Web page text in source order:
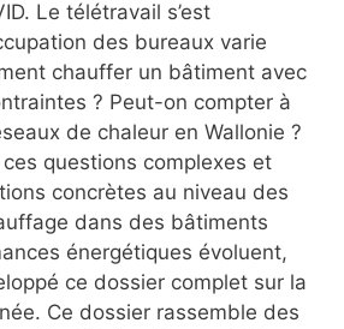
Le télétravail s’est
des bureaux varie
chauffer un bâtiment avec
? Peut-on compter à
de chaleur en Wallonie ?
questions complexes et
concrètes au niveau des
dans des bâtiments
énergétiques évoluent,
ce dossier complet sur la
Ce dossier rassemble des